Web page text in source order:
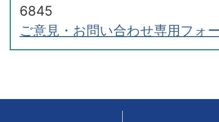
6845
ご意見・お問い合わせ専用フォ